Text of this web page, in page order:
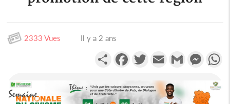
2333 Vues Il y a 2 ans
PartagerFacebookTwitterEmail Gmail